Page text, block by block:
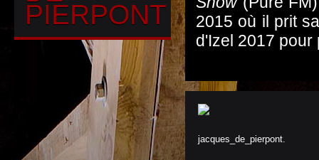
PIERPONT
2015 où il prit
d'Izel 2017